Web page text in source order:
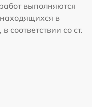
выполняются
в
соответствии со ст.